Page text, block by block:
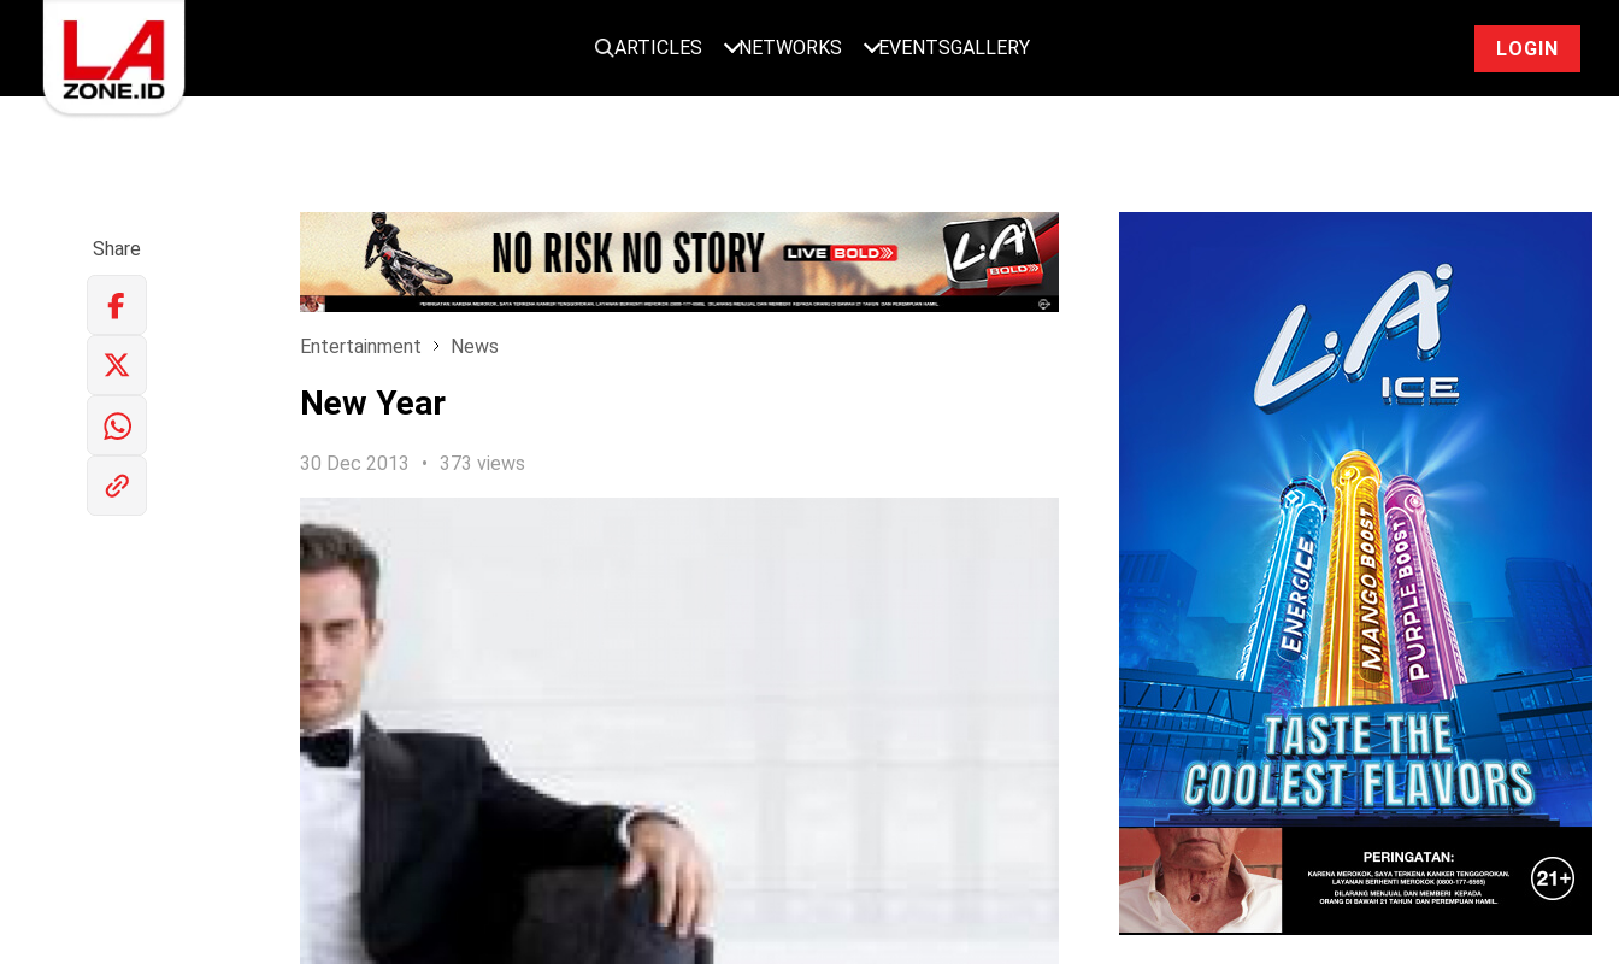
ARTICLES NETWORKS EVENTSGALLERY LOGIN
menarik
LOGIN
Share
Entertainment News
New Year
30 Dec 2013 373 views